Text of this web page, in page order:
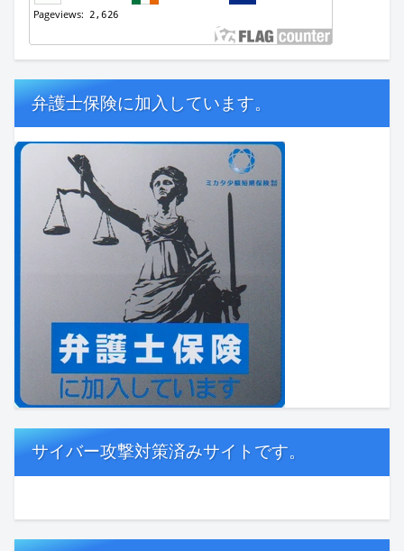
弁護士保険に加入しています。
サイバー攻撃対策済みサイトです。